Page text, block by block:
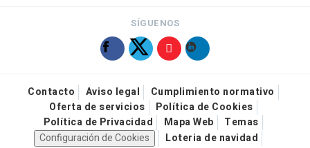
SÍGUENOS
Contacto Aviso legal
Cumplimiento normativo
Oferta de servicios
Política de Cookies
Política de Privacidad
Mapa Web
Temas
Configuración de Cookies
Loteria de navidad